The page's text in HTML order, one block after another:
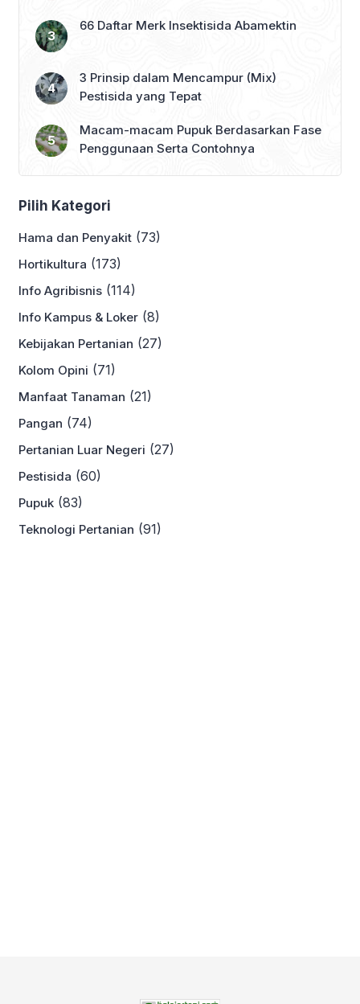
66 Daftar Merk Insektisida Abamektin
3 Prinsip dalam Mencampur (Mix)
Pestisida yang Tepat
Macam-macam Pupuk Berdasarkan Fase
Penggunaan Serta Contohnya
Pilih Kategori
Hama dan Penyakit (73)
Hortikultura (173)
Info Agribisnis (114)
Info Kampus & Loker (8)
Kebijakan Pertanian (27)
Kolom Opini (71)
Manfaat Tanaman (21)
Pangan (74)
Pertanian Luar Negeri (27)
Pestisida (60)
Pupuk (83)
Teknologi Pertanian (91)